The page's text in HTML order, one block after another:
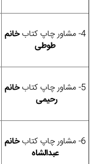
4- مشاور چاپ کتاب
خانم
طوطی
5- مشاور چاپ کتاب
خانم
رحیمی
6- مشاور چاپ کتاب
خانم
عبدالشاه